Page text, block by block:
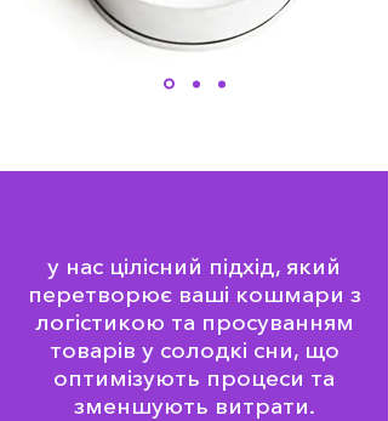
у нас цілісний підхід, який
перетворює ваші кошмари з
логістикою та просуванням
товарів у солодкі сни, що
оптимізують процеси та
зменшують витрати.